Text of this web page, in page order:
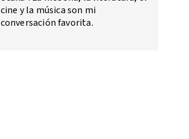
cine y la música son mi
conversación favorita.